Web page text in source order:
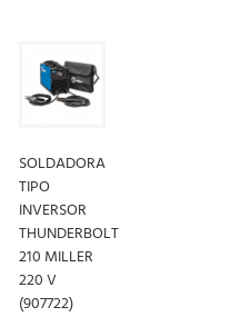
SOLDADORA
TIPO
INVERSOR
THUNDERBOLT
210 MILLER
220 V
(907722)